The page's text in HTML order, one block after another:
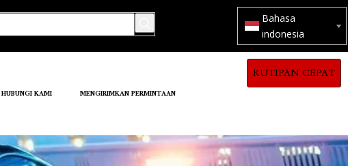
Bahasa
indonesia
HUBUNGI KAMI MENGIRIMKAN PERMINTAAN
KUTIPAN CEPAT